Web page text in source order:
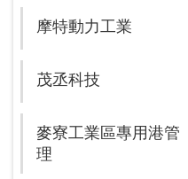
摩特動力工業
茂丞科技
麥寮工業區專用港管
理